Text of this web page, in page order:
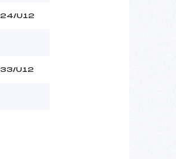
24/U12
33/U12